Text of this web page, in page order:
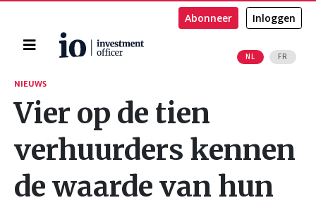
Home
NL FR
Abonneer Inloggen
Zoeken
NIEUWS
Vier op de tien
verhuurders kennen
de waarde van hun